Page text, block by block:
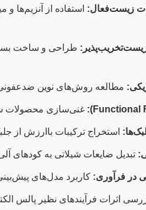
زیست‌فعال: استفاده از آنزیم‌ها و
طراحی و ساخت
مطالعه روش‌های نوین
غنی‌سازی محصولات
استخراج ترکیبات باارزش از
تبدیل ضایعات شیلاتی به کودهای
در فرآوری: کاربرد مدل‌های
اثرات فرآیندهای نظیر پالس